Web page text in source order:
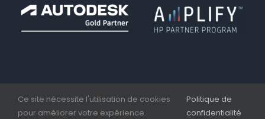
Ce site nécessite l'utilisation de cookies
pour améliorer votre expérience.
Politique de
confidentialité